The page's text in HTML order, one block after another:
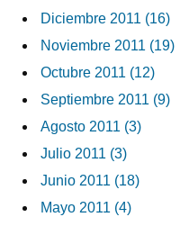
Diciembre 2011 (16)
Noviembre 2011 (19)
Octubre 2011 (12)
Septiembre 2011 (9)
Agosto 2011 (3)
Julio 2011 (3)
Junio 2011 (18)
Mayo 2011 (4)